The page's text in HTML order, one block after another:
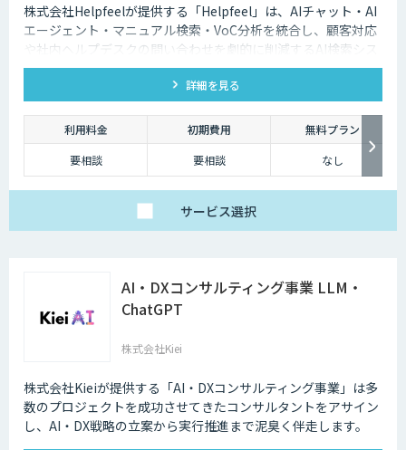
株式会社Helpfeelが提供する「Helpfeel」は、AIチャット・AI
エージェント・マニュアル検索・VoC分析を統合し、顧客対応
や社内ヘルプデスクの問い合わせを劇的に削減するAI検索シス
テムです。特許技術と手厚い伴走支援で、誰でも即座に答えを
詳細を見る
利用料金 初期費用
無料プラン
要相談
要相談 なし
サービス選択
AI・DXコンサルティング事業 LLM・
ChatGPT
株式会社Kiei
株式会社Kieiが提供する「AI・DXコンサルティング事業」は多
数のプロジェクトを成功させてきたコンサルタントをアサイン
し、AI・DX戦略の立案から実行推進まで泥臭く伴走します。